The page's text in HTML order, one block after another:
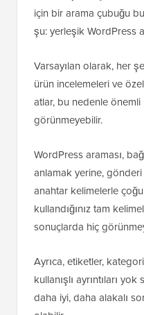
için bir arama çubuğu
şu: yerleşik WordPress
Varsayılan olarak, her
ürün incelemeleri ve
atlar, bu nedenle
görünmeyebilir.
WordPress araması,
anlamak yerine,
anahtar kelimelerle
kullandığınız tam
sonuçlarda hiç
Ayrıca, etiketler,
kullanışlı ayrıntıları
daha iyi, daha alakalı